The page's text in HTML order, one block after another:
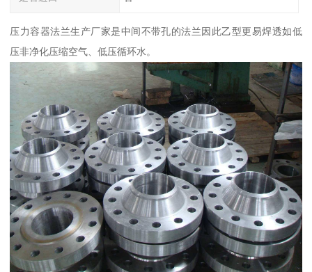
压力容器法兰生产厂家是中间不带孔的法兰因此乙型更易焊透如低
压非净化压缩空气、低压循环水。